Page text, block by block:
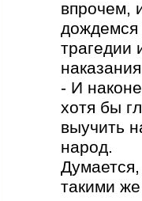
впрочем,
трагедии
- И
хотя бы
выучить
народ.
такими